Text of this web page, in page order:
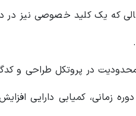
که یک کلید خصوصی نیز در
محدودیت در پروتکل طراحی و
زمانی، کمیابی دارایی